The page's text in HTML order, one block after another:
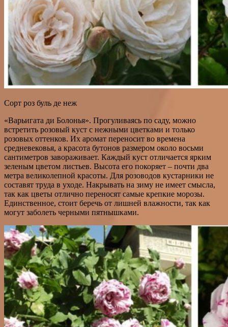
Сорт роз буль де неж
«Варьигата ди Болонья». Прогуливаясь по саду, можно
встретить розовый куст с нежными цветками и только
розовых оттенков. Их аромат переносит во времена
средневековья, а красота бутонов размером около восьми
сантиметров завораживает. Каждый куст отличается ярким
зеленым цветом листьев. Высота его покоряет – почти два
метра великолепной красоты. Для розоводов кустарники не
составят труда в уходе. Накрывать на зиму не имеет смысла,
так как цветы отлично переносят самые крепкие морозы.
Единственное, стоит беречь от лишней влажности, так как
могут заболеть черными пятнышками.